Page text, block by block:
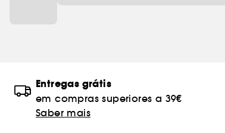
Entregas grátis
em compras superiores a 39€
Saber mais